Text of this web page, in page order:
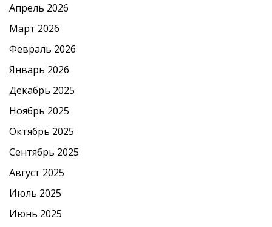
Апрель 2026
Март 2026
Февраль 2026
Январь 2026
Декабрь 2025
Ноябрь 2025
Октябрь 2025
Сентябрь 2025
Август 2025
Июль 2025
Июнь 2025